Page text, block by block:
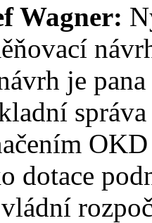
Wagner:
je
dotace